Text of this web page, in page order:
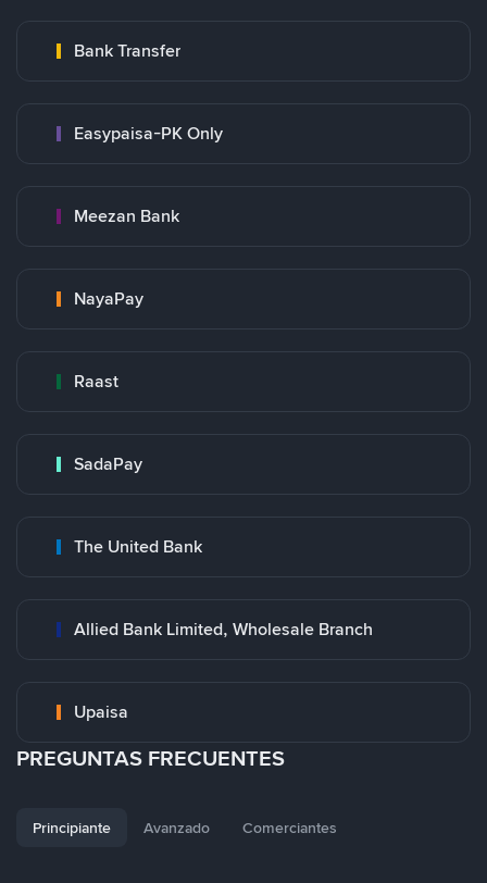
Bank Transfer
Easypaisa-PK Only
Meezan Bank
NayaPay
Raast
SadaPay
The United Bank
Allied Bank Limited, Wholesale Branch
Upaisa
PREGUNTAS FRECUENTES
Principiante Avanzado Comerciantes